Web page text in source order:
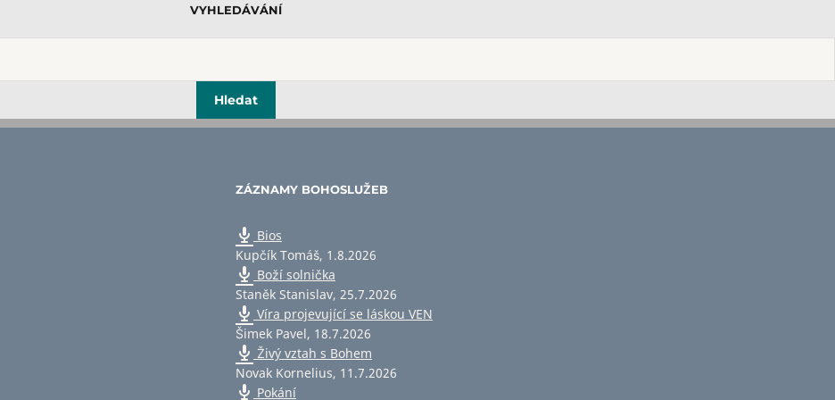
VYHLEDÁVÁNÍ
ZÁZNAMY BOHOSLUŽEB
Bios
Kupčík Tomáš, 1.8.2026
Boží solnička
Staněk Stanislav, 25.7.2026
Víra projevující se láskou VEN
Šimek Pavel, 18.7.2026
Živý vztah s Bohem
Novak Kornelius, 11.7.2026
Pokání